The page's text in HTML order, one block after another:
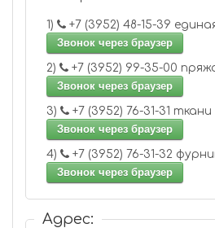
1)
+7 (3952)
Звонок через браузер
2)
+7 (3952) 99-35-00
Звонок через браузер
3)
+7 (3952) 76-31-31 ткани
Звонок через браузер
4)
+7 (3952) 76-
Звонок через браузер
Адрес: